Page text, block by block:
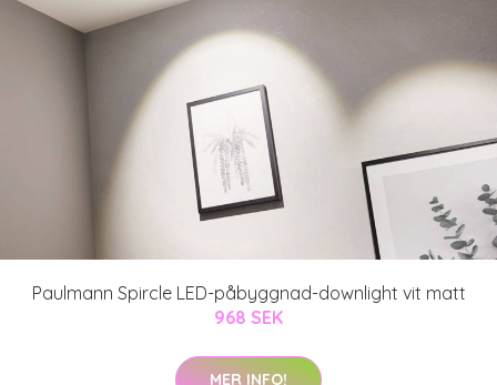
Paulmann Spircle LED-påbyggnad-downlight vit matt
968 SEK
MER INFO!